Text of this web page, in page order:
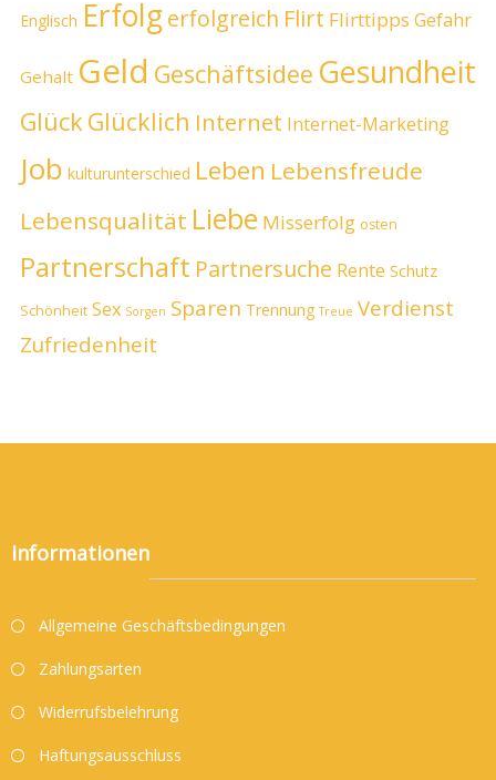
Englisch Erfolgerfolgreich Flirt Flirttipps Gefahr
Gehalt Geld Geschäftsidee Gesundheit
Glück Glücklich Internet Internet-Marketing
Job kulturunterschied Leben Lebensfreude
Lebensqualität Liebe Misserfolg osten
Partnerschaft Partnersuche Rente Schutz
Schönheit Sex Sorgen Sparen Trennung Treue Verdienst
Zufriedenheit
Informationen
Allgemeine Geschäftsbedingungen
Zahlungsarten
Widerrufsbelehrung
Haftungsausschluss